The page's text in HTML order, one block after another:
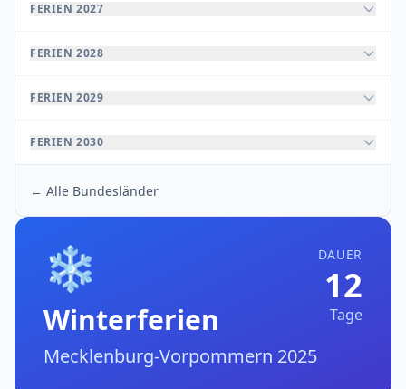
FERIEN 2027
FERIEN 2028
FERIEN 2029
FERIEN 2030
← Alle Bundesländer
❄️
Winterferien
Mecklenburg-Vorpommern 2025
DAUER
12
Tage